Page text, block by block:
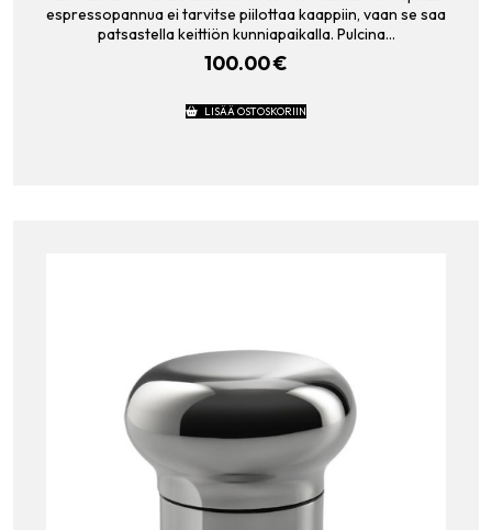
espressopannua ei tarvitse piilottaa kaappiin, vaan se saa
patsastella keittiön kunniapaikalla. Pulcina…
100.00€
LISÄÄ OSTOSKORIIN